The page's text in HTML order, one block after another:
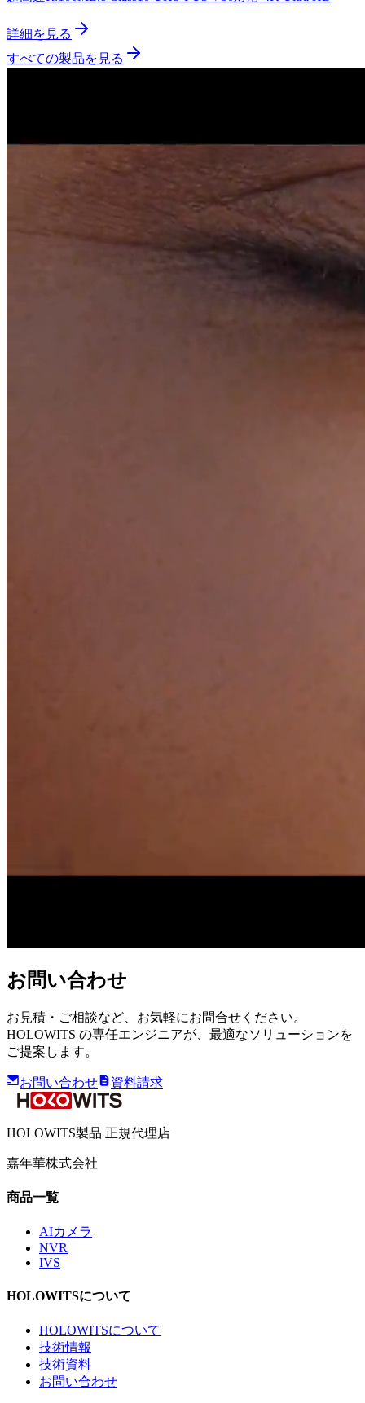
詳細を見る
すべての製品を見る
お問い合わせ
お見積・ご相談など、お気軽にお問合せください。
HOLOWITS の専任エンジニアが、最適なソリューションを
ご提案します。
お問い合わせ 資料請求
HOLOWITS製品 正規代理店
嘉年華株式会社
商品一覧
AIカメラ
NVR
IVS
HOLOWITSについて
HOLOWITSについて
技術情報
技術資料
お問い合わせ